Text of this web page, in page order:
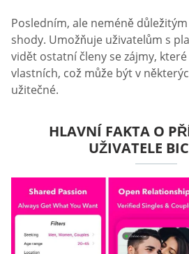
Posledním, ale neméně
shody. Umožňuje uživatelům s
vidět ostatní členy se zájmy,
vlastních, což může být v
užitečné.
HLAVNÍ FAKTA O
UŽIVATELE